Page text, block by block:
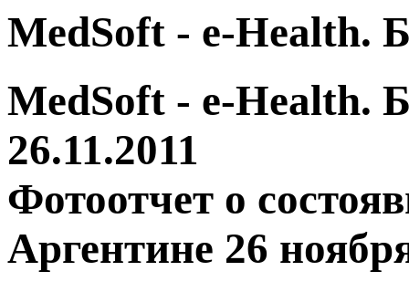
MedSoft - e-Health.
MedSoft - e-Health.
26.11.2011
Фотоотчет о
Аргентине 26